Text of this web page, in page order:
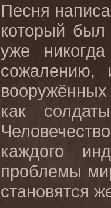
Песня
который
уже
сожалению,
как
каждого
проблемы
становятся